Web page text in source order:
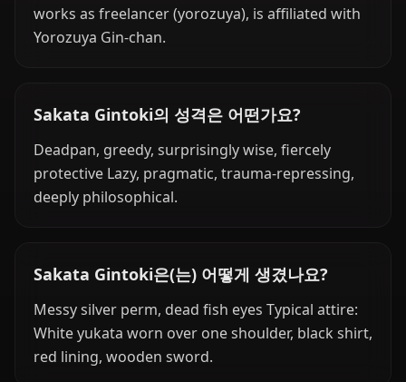
works as freelancer (yorozuya), is affiliated with
Yorozuya Gin-chan.
Sakata Gintoki의 성격은 어떤가요?
Deadpan, greedy, surprisingly wise, fiercely
protective Lazy, pragmatic, trauma-repressing,
deeply philosophical.
Sakata Gintoki은(는) 어떻게 생겼나요?
Messy silver perm, dead fish eyes Typical attire:
White yukata worn over one shoulder, black shirt,
red lining, wooden sword.